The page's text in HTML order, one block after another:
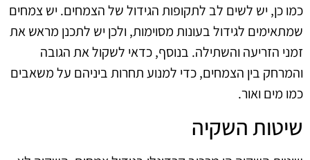
כמו כן, יש לשים לב לתקופות הגידול של הצמחים. יש צמחים
שמתאימים לגידול בעונות מסוימות, ולכן יש לתכנן מראש את
זמני הזריעה והשתילה. בנוסף, כדאי לשקול את הגובה
והמרחק בין הצמחים, כדי למנוע תחרות ביניהם על משאבים
כמו מים ואור.
שיטות השקיה